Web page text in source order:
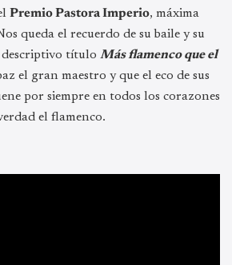
Premio Pastora Imperio, máxima
queda el recuerdo de su baile y su
descriptivo título Más flamenco que el
el gran maestro y que el eco de sus
por siempre en todos los corazones
el flamenco.